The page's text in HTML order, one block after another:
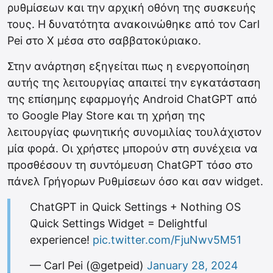
ρυθμίσεων και την αρχική οθόνη της συσκευής
τους. Η δυνατότητα ανακοινώθηκε από τον Carl
Pei στο Χ μέσα στο σαββατοκύριακο.
Στην ανάρτηση εξηγείται πως η ενεργοποίηση
αυτής της λειτουργίας απαιτεί την εγκατάσταση
της επίσημης εφαρμογής Android ChatGPT από
το Google Play Store και τη χρήση της
λειτουργίας φωνητικής συνομιλίας τουλάχιστον
μία φορά. Οι χρήστες μπορούν στη συνέχεια να
προσθέσουν τη συντόμευση ChatGPT τόσο στο
πάνελ Γρήγορων Ρυθμίσεων όσο και σαν widget.
ChatGPT in Quick Settings + Nothing OS
Quick Settings Widget = Delightful
experience! pic.twitter.com/FjuNwv5M51
— Carl Pei (@getpeid) January 28, 2024